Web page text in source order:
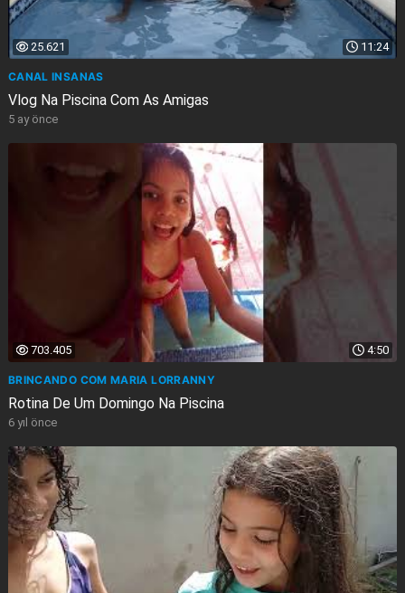
11:24
25.621
CANAL INSANAS
Vlog Na Piscina Com As Amigas
5 ay önce
4:50
703.405
BRINCANDO COM MARIA LORRANNY
Rotina De Um Domingo Na Piscina
6 yıl önce